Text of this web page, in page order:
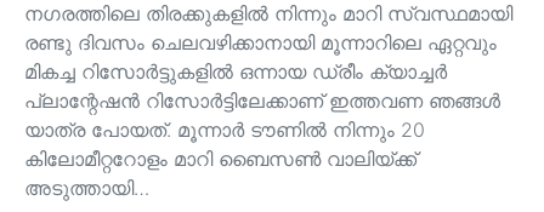
നഗരത്തിലെ തിരക്കുകളിൽ നിന്നും മാറി സ്വസ്ഥമായി
രണ്ടു ദിവസം ചെലവഴിക്കാനായി മൂന്നാറിലെ ഏറ്റവും
മികച്ച റിസോർട്ടുകളിൽ ഒന്നായ ഡ്രീം ക്യാച്ചർ
പ്ലാന്റേഷൻ റിസോർട്ടിലേക്കാണ് ഇത്തവണ ഞങ്ങൾ
യാത്ര പോയത്. മൂന്നാർ ടൗണിൽ നിന്നും 20
കിലോമീറ്ററോളം മാറി ബൈസൺ വാലിയ്ക്ക്
അടുത്തായി…